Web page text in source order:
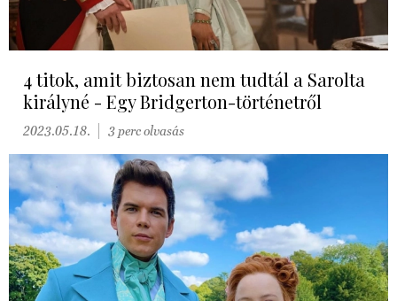
4 titok, amit biztosan nem tudtál a Sarolta
királyné - Egy Bridgerton-történetről
2023.05.18. 3 perc olvasás